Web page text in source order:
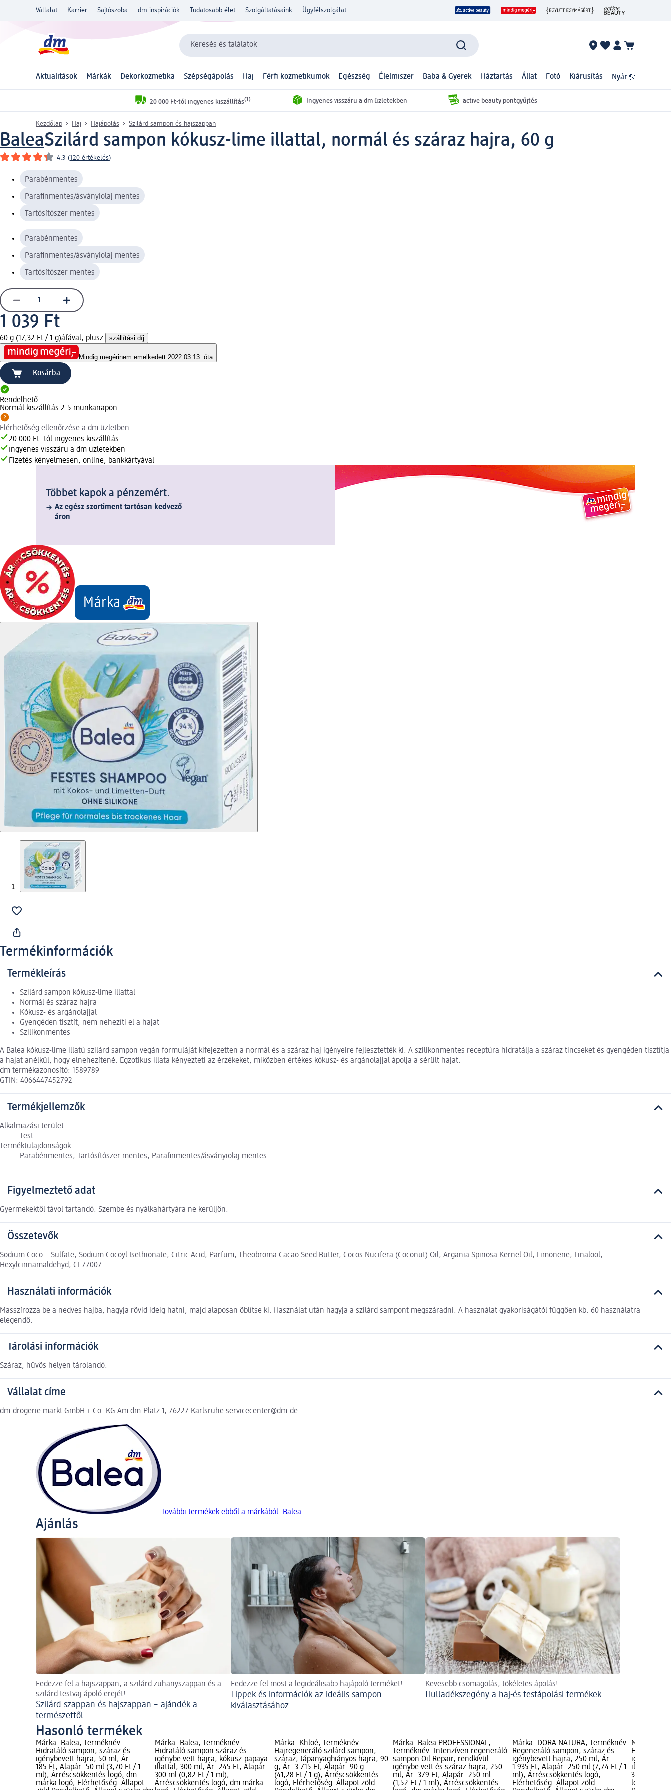
Vállalat Karrier Sajtószoba dm inspirációk Tudatosabb élet Szolgáltatásaink Ügyfélszolgálat
Keresés és találatok
Aktualitások Márkák Dekorkozmetika Szépségápolás Haj Férfi kozmetikumok Egészség Élelmiszer Baba & Gyerek Háztartás Állat Fotó Kiárusítás Nyár🌞
20 000 Ft-tól ingyenes kiszállítás(1) Ingyenes visszáru a dm üzletekben active beauty pontgyűjtés
Kezdőlap Haj Hajápolás Szilárd sampon és hajszappan
BaleaSzilárd sampon kókusz-lime illattal, normál és száraz hajra, 60 g
4.3 (120 értékelés)
Parabénmentes
Parafinmentes/ásványiolaj mentes
Tartósítószer mentes
Parabénmentes
Parafinmentes/ásványiolaj mentes
Tartósítószer mentes
1 039 Ft
60 g (17,32 Ft / 1 g)áfával, plusz szállítási díj
Mindig megérinem emelkedett 2022.03.13. óta
Kosárba
Rendelhető
Normál kiszállítás 2-5 munkanapon
Elérhetőség ellenőrzése a dm üzletben
20 000 Ft -tól ingyenes kiszállítás
Ingyenes visszáru a dm üzletekben
Fizetés kényelmesen, online, bankkártyával
Többet kapok a pénzemért.
Az egész szortiment tartósan kedvező
áron
Termékinformációk
Termékleírás
Szilárd sampon kókusz-lime illattal
Normál és száraz hajra
Kókusz- és argánolajjal
Gyengéden tisztít, nem nehezíti el a hajat
Szilikonmentes
A Balea kókusz-lime illatú szilárd sampon vegán formuláját kifejezetten a normál és a száraz haj igényeire fejlesztették ki. A szilikonmentes receptúra hidratálja a száraz tincseket és gyengéden tisztítja
a hajat anélkül, hogy elnehezítené. Egzotikus illata kényezteti az érzékeket, miközben értékes kókusz- és argánolajjal ápolja a sérült hajat.
dm termékazonosító: 1589789
GTIN: 4066447452792
Termékjellemzők
Alkalmazási terület:
Test
Terméktulajdonságok:
Parabénmentes, Tartósítószer mentes, Parafinmentes/ásványiolaj mentes
Figyelmeztető adat
Gyermekektől távol tartandó. Szembe és nyálkahártyára ne kerüljön.
Összetevők
Sodium Coco – Sulfate, Sodium Cocoyl Isethionate, Citric Acid, Parfum, Theobroma Cacao Seed Butter, Cocos Nucifera (Coconut) Oil, Argania Spinosa Kernel Oil, Limonene, Linalool,
Hexylcinnamaldehyd, CI 77007
Használati információk
Masszírozza be a nedves hajba, hagyja rövid ideig hatni, majd alaposan öblítse ki. Használat után hagyja a szilárd sampont megszáradni. A használat gyakoriságától függően kb. 60 használatra
elegendő.
Tárolási információk
Száraz, hűvös helyen tárolandó.
Vállalat címe
dm-drogerie markt GmbH + Co. KG Am dm-Platz 1, 76227 Karlsruhe servicecenter@dm.de
További termékek ebből a márkából: Balea
Ajánlás
Fedezze fel a hajszappan, a szilárd zuhanyszappan és a
szilárd testvaj ápoló erejét!
Szilárd szappan és hajszappan – ajándék a
természettől
Fedezze fel most a legideálisabb hajápoló terméket!
Tippek és információk az ideális sampon
kiválasztásához
Kevesebb csomagolás, tökéletes ápolás!
Hulladékszegény a haj-és testápolási termékek
Hasonló termékek
Márka: Balea; Terméknév:
Hidratáló sampon, száraz és
igénybevett hajra, 50 ml; Ár:
185 Ft; Alapár: 50 ml (3,70 Ft / 1
ml); Árréscsökkentés logó, dm
márka logó; Elérhetőség: Állapot
Márka: Balea; Terméknév:
Hidratáló sampon száraz és
igénybe vett hajra, kókusz-papaya
illattal, 300 ml; Ár: 245 Ft; Alapár:
300 ml (0,82 Ft / 1 ml);
Árréscsökkentés logó, dm márka
Márka: Khloé; Terméknév:
Hajregeneráló szilárd sampon,
száraz, tápanyaghiányos hajra, 90
g; Ár: 3 715 Ft; Alapár: 90 g
(41,28 Ft / 1 g); Árréscsökkentés
logó; Elérhetőség: Állapot zöld
Márka: Balea PROFESSIONAL;
Terméknév: Intenzíven regeneráló
sampon Oil Repair, rendkívül
igénybe vett és száraz hajra, 250
ml; Ár: 379 Ft; Alapár: 250 ml
(1,52 Ft / 1 ml); Árréscsökkentés
Márka: DORA NATURA; Terméknév:
Regeneráló sampon, száraz és
igénybevett hajra, 250 ml; Ár:
1 935 Ft; Alapár: 250 ml (7,74 Ft / 1
ml); Árréscsökkentés logó;
Elérhetőség: Állapot zöld
Márka:
Hidratáló
igénybe
illattal, 300
300 ml
logó;